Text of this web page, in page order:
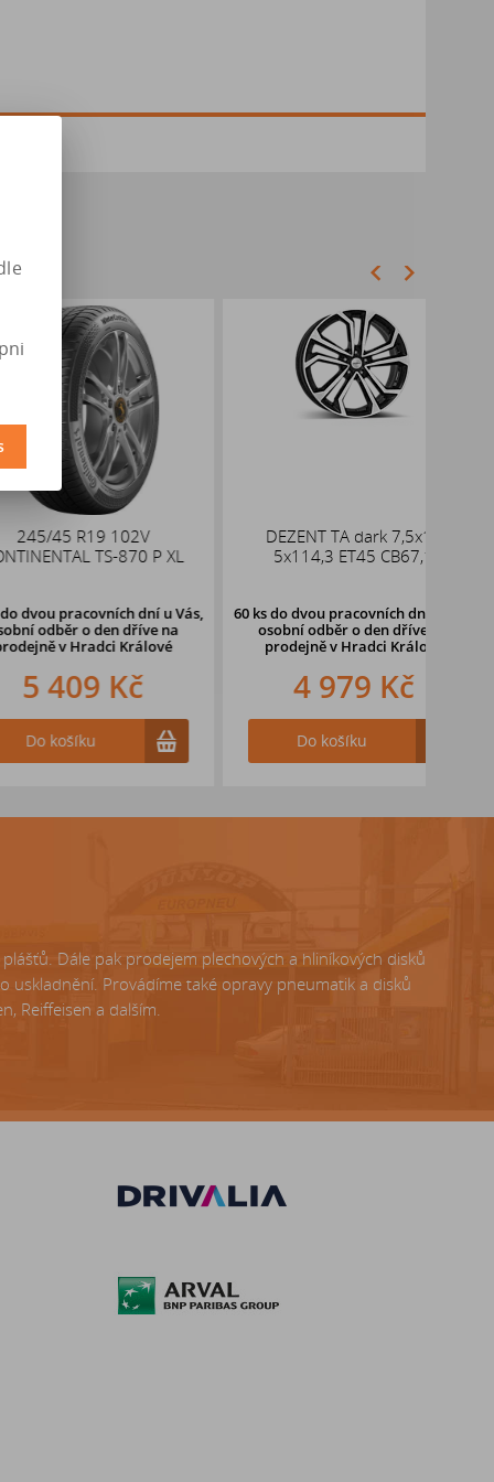
R19 102V
TS-870 P XL
dní u Vás,
o den dřívena
Hradci Králové
Kč
DEZENT TA dark 7,5x18
5x114,3 ET45 CB67,1
60 ks
do dvou pracovních dní u Vás,
osobní odběr o den dřívena
prodejně v Hradci Králové
4 979 Kč
Do košíku
Dále pak prodejem plechových a hliníkových disků
Provádíme také opravy pneumatik a disků
Reiffeisen a dalším.